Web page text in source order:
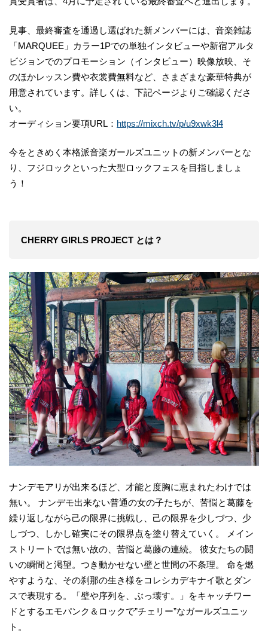
見事、最終審査を通過し選ばれた新メンバーには、音楽雑誌
「MARQUEE」カラー1Pでの単独インタビューや新宿アルタ
ビジョンでのプロモーション（インタビュー）映像放映、そ
のほかレッスン費や衣裳費無料など、さまざまな豪華特典が
用意されています。詳しくは、下記ページよりご確認くださ
い。
オーディション要項URL： https://mixch.tv/p/u9xwk3l4
今をときめく本格派音楽ガールズユニットの新メンバーとな
り、フジロックといった大型ロックフェスを目指しましょ
う！
CHERRY GIRLS PROJECT とは？
ナンデモアリが出来るほど、才能と度胸に恵まれたわけでは
無い。 ナンデモ出来ない普通の女の子たちが、苦悩と葛藤を
繰り返しながら己の限界に挑戦し、己の限界を少しづつ、少
しづつ、しかし確実にその限界点を塗り替えていく。 メイン
ストリートでは無い故の、苦悩と葛藤の連続。 彼女たちの闘
いの瞬間と渇望。つき動かせない壁と世間の不条理。 命を燃
やすような、その刹那の生き様をコレシカデキナイ歌とダン
スで表現する。「壁や序列を、ぶっ壊す。」をキャッチワー
ドとするエモパンク＆ロックで”チェリー”なガールズユニッ
ト。